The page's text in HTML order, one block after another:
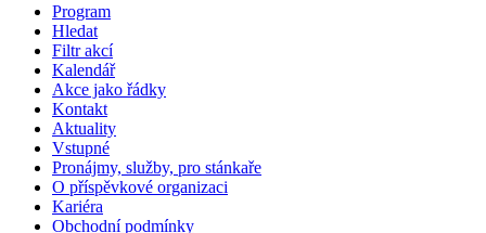
Program
Hledat
Filtr akcí
Kalendář
Akce jako řádky
Kontakt
Aktuality
Vstupné
Pronájmy, služby, pro stánkaře
O příspěvkové organizaci
Kariéra
Obchodní podmínky